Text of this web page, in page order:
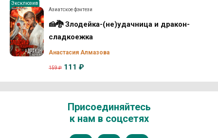
Эксклюзив
Азиатское фэнтези
🍰🐉 Злодейка-(не)удачница и дракон-
сладкоежка
Анастасия Алмазова
159 ₽ 111 ₽
Присоединяйтесь
к нам в соцсетях